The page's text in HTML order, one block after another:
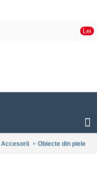
Lei
Accesorii Obiecte din piele